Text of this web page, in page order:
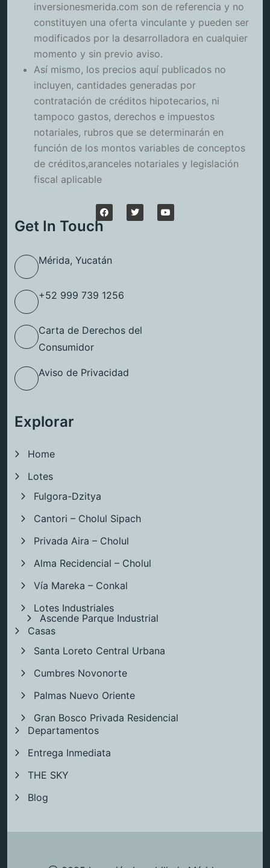
inversionesmerida.com son de referencia y no
constituyen una oferta vinculante y pueden ser
modificados por la desarrolladora en cualquier
momento y sin previo aviso.
Así mismo, los precios aquí publicados no
incluyen, cantidades generadas por
contratación de créditos hipotecarios, ni
tampoco gastos, derechos e impuestos
notariales, rubros que se determinarán en
función de los montos variables de conceptos
de créditos,aranceles notariales y legislación
fiscal aplicable
Get In Touch
Mérida, Yucatán
+52 999 739 1256
Carta de Derechos del
Consumidor
Aviso de Privacidad
Explorar
Home
Lotes
Fulgora-Dzitya
Cantori – Cholul Sipach
Privada Aira – Cholul
Alma Recidencial – Cholul
Vía Mareka – Conkal
Lotes Industriales
Ascende Parque Industrial
Casas
Santa Loreto Central Urbana
Cumbres Novonorte
Palmas Nuevo Oriente
Gran Bosco Privada Residencial
Departamentos
Entrega Inmediata
THE SKY
Blog